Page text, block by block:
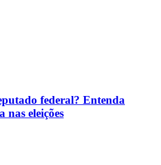
federal? Entenda
nas eleições